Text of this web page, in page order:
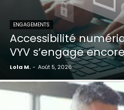
ENGAGEMENTS
Accessibilité
VYV s’engage
Lola M. - Août 5, 2026